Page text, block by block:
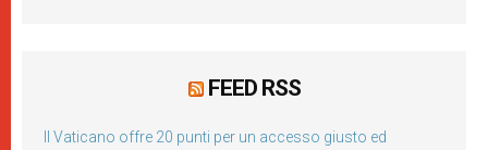
FEED RSS
Il Vaticano offre 20 punti per un accesso giusto ed